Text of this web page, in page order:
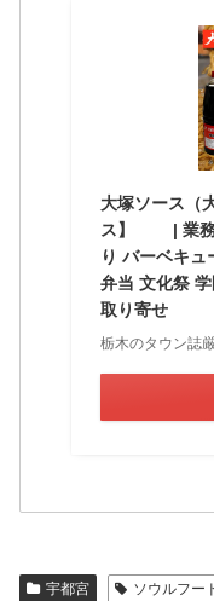
大塚ソース（
ス】 | 業務
り バーベキ
弁当 文化祭
取り寄せ
栃木のタウン誌
宇都宮 ソウルフー